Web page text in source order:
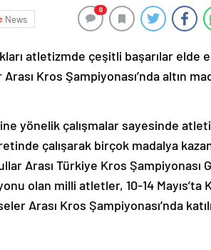
News
0
atletizmde çeşitli başarılar elde
Kros Şampiyonası’nda altın
yönelik çalışmalar sayesinde
çalışarak birçok madalya
Arası Türkiye Kros Şampiyonası
olan milli atletler, 10-14 Mayıs’ta
Arası Kros Şampiyonası’nda